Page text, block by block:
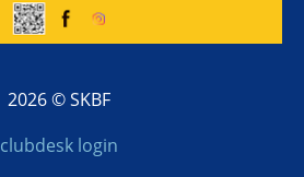
2026 © SKBF
clubdesk login